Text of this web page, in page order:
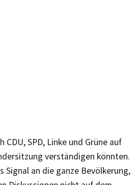
CDU, SPD, Linke und Grüne auf
verständigen könnten.
Signal an die ganze Bevölkerung,